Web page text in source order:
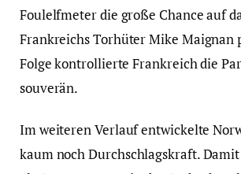
Foulelfmeter die große Chance auf
Frankreichs Torhüter Mike Maignan
Folge kontrollierte Frankreich die
souverän.
Im weiteren Verlauf entwickelte
kaum noch Durchschlagskraft.